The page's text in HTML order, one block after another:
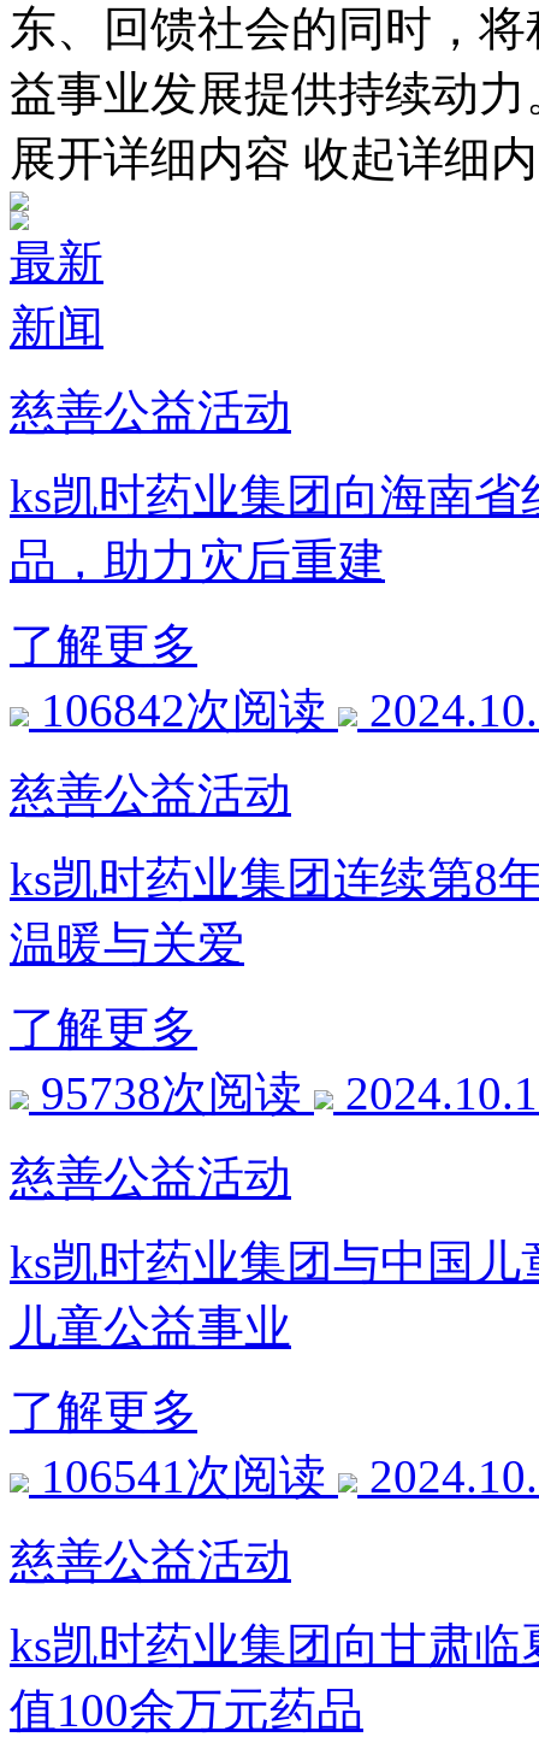
东、回馈社会的同时，
益事业发展提供持续动力
展开详细内容 收起详细
最新
新闻
慈善公益活动
ks凯时药业集团向海南
品，助力灾后重建
了解更多
106842次阅读
慈善公益活动
ks凯时药业集团连续第8
温暖与关爱
了解更多
95738次阅读
慈善公益活动
ks凯时药业集团与中国
儿童公益事业
了解更多
106541次阅读
慈善公益活动
ks凯时药业集团向甘肃
值100余万元药品